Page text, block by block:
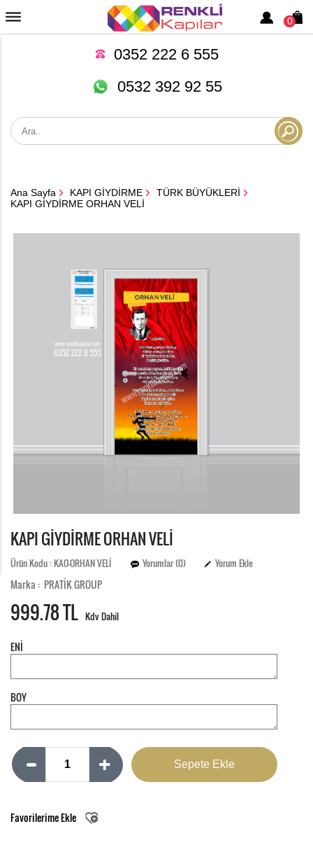
0
0352 222 6 555
0532 392 92 55
Ana Sayfa KAPI GİYDİRME
TÜRK BÜYÜKLERİ
KAPI GİYDİRME ORHAN VELİ
KAPI GİYDİRME ORHAN VELİ
Ürün Kodu : KAO-ORHAN VELİ Yorumlar (0) Yorum Ekle
Marka : PRATİK GROUP
999.78 TL Kdv Dahil
ENİ
BOY
Favorilerime Ekle